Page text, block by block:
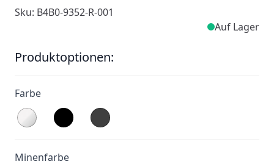
Sku: B4B0-9352-R-001
Auf Lager
Produktoptionen:
Farbe
Minenfarbe